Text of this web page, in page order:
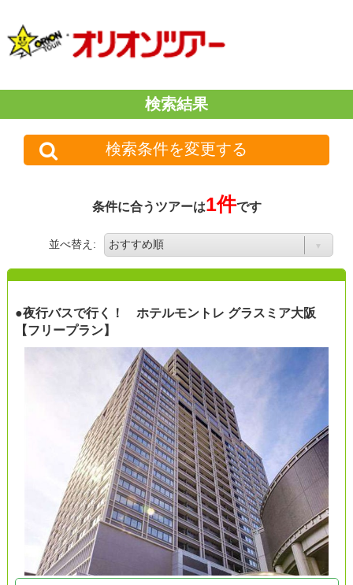
検索結果
検索条件を変更する
条件に合うツアーは1件です
並べ替え:
●夜行バスで行く！ ホテルモントレ グラスミア大阪
【フリープラン】